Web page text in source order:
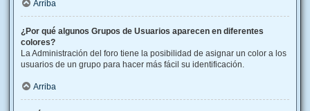
Arriba
¿Por qué algunos Grupos de Usuarios aparecen en diferentes
colores?
La Administración del foro tiene la posibilidad de asignar un color a los
usuarios de un grupo para hacer más fácil su identificación.
Arriba